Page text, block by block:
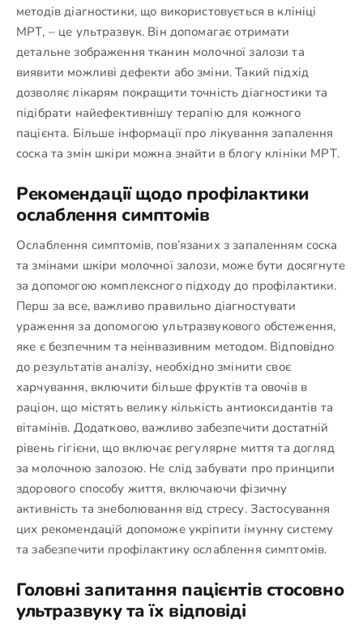
методів діагностики, що використовується в клініці
МРТ, – це ультразвук. Він допомагає отримати
детальне зображення тканин молочної залози та
виявити можливі дефекти або зміни. Такий підхід
дозволяє лікарям покращити точність діагностики та
підібрати найефективнішу терапію для кожного
пацієнта. Більше інформації про лікування запалення
соска та змін шкіри можна знайти в блогу клініки МРТ.
Рекомендації щодо профілактики
ослаблення симптомів
Ослаблення симптомів, пов’язаних з запаленням соска
та змінами шкіри молочної залози, може бути досягнуте
за допомогою комплексного підходу до профілактики.
Перш за все, важливо правильно діагностувати
ураження за допомогою ультразвукового обстеження,
яке є безпечним та неінвазивним методом. Відповідно
до результатів аналізу, необхідно змінити своє
харчування, включити більше фруктів та овочів в
раціон, що містять велику кількість антиоксидантів та
вітамінів. Додатково, важливо забезпечити достатній
рівень гігієни, що включає регулярне миття та догляд
за молочною залозою. Не слід забувати про принципи
здорового способу життя, включаючи фізичну
активність та знеболювання від стресу. Застосування
цих рекомендацій допоможе укріпити імунну систему
та забезпечити профілактику ослаблення симптомів.
Головні запитання пацієнтів стосовно
ультразвуку та їх відповіді